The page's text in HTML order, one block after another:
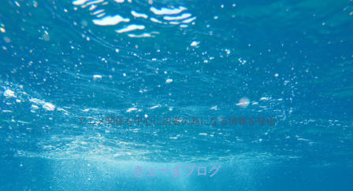
アニメ関係を中心に読者の為になる情報を発信
きょーまブログ